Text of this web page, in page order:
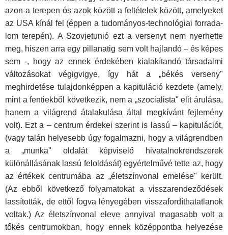
azon a terepen ós azok között a feltételek között, amelyeket
az USA kínál fel (éppen a tudományos-technológiai forrada­
lom terepén). A Szovjetunió ezt a versenyt nem nyerhette
meg, hiszen arra egy pillanatig sem volt hajlandó – és képes
sem -, hogy az ennek érdekében kialakítandó társadalmi
változásokat végigvigye, így hát a „békés verseny"
meghirdetése tulajdonképpen a kapituláció kezdete (amely,
mint a fentiekből következik, nem a „szocialista" elit árulása,
ha­nem a világrend átalakulása által megkívánt fejlemény
volt). Ezt a – centrum érdekei szerint is lassú – kapitulációt,
(vagy talán helyesebb úgy fogalmazni, hogy a világrendben
a „munka" oldalát képviselő hiva­talnokrendszerek
különállásának lassú feloldását) egyértelművé tette az, hogy
az értékek centrumába az „életszínvonal emelése" került.
(Az ebből következő folyamatokat a visszarendeződések
lassították, de ettől fogva lényegében visszafordíthatatlanok
voltak.) Az életszínvonal eleve annyival magasabb volt a
tőkés centrumokban, hogy ennek középpont­ba helyezése